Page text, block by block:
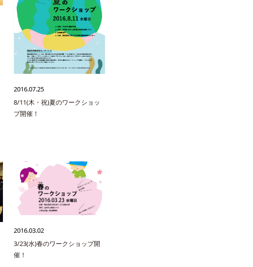
2016.07.25
8/11(木・祝)夏のワークショッ
プ開催！
2016.03.02
3/23(水)春のワークショップ開
催！